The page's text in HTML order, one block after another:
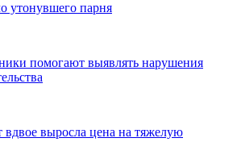
утонувшего парня
помогают выявлять нарушения
вдвое выросла цена на тяжелую